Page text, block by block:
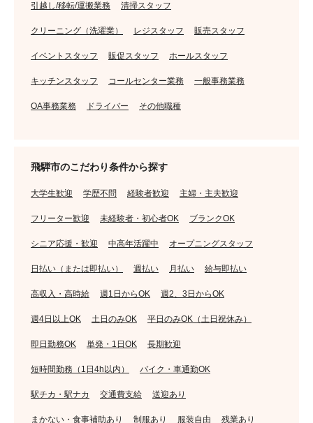
引越し/移転/運搬業務 清掃スタッフ
クリーニング（洗濯業） レジスタッフ 販売スタッフ
イベントスタッフ 販促スタッフ ホールスタッフ
キッチンスタッフ コールセンター業務 一般事務業務
OA事務業務 ドライバー その他職種
飛騨市のこだわり条件から探す
大学生歓迎 学歴不問 経験者歓迎 主婦・主夫歓迎
フリーター歓迎 未経験者・初心者OK ブランクOK
シニア応援・歓迎 中高年活躍中 オープニングスタッフ
日払い（または即払い） 週払い 月払い 給与即払い
高収入・高時給 週1日からOK 週2、3日からOK
週4日以上OK 土日のみOK 平日のみOK（土日祝休み）
即日勤務OK 単発・1日OK 長期歓迎
短時間勤務（1日4h以内） バイク・車通勤OK
駅チカ・駅ナカ 交通費支給 送迎あり
まかない・食事補助あり 制服あり 服装自由 残業あり